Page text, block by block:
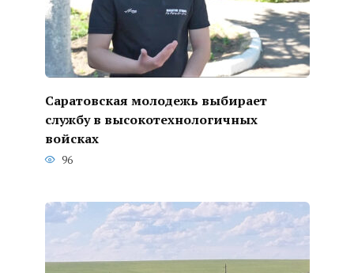
Саратовская молодежь выбирает
службу в высокотехнологичных
войсках
96